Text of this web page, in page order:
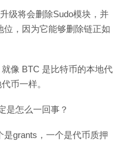
级将会删除Sudo模块，并
，因为它能够删除链正如
像 BTC 是比特币的本地代
币一样。
是怎么一回事？
grants，一个是代币质押